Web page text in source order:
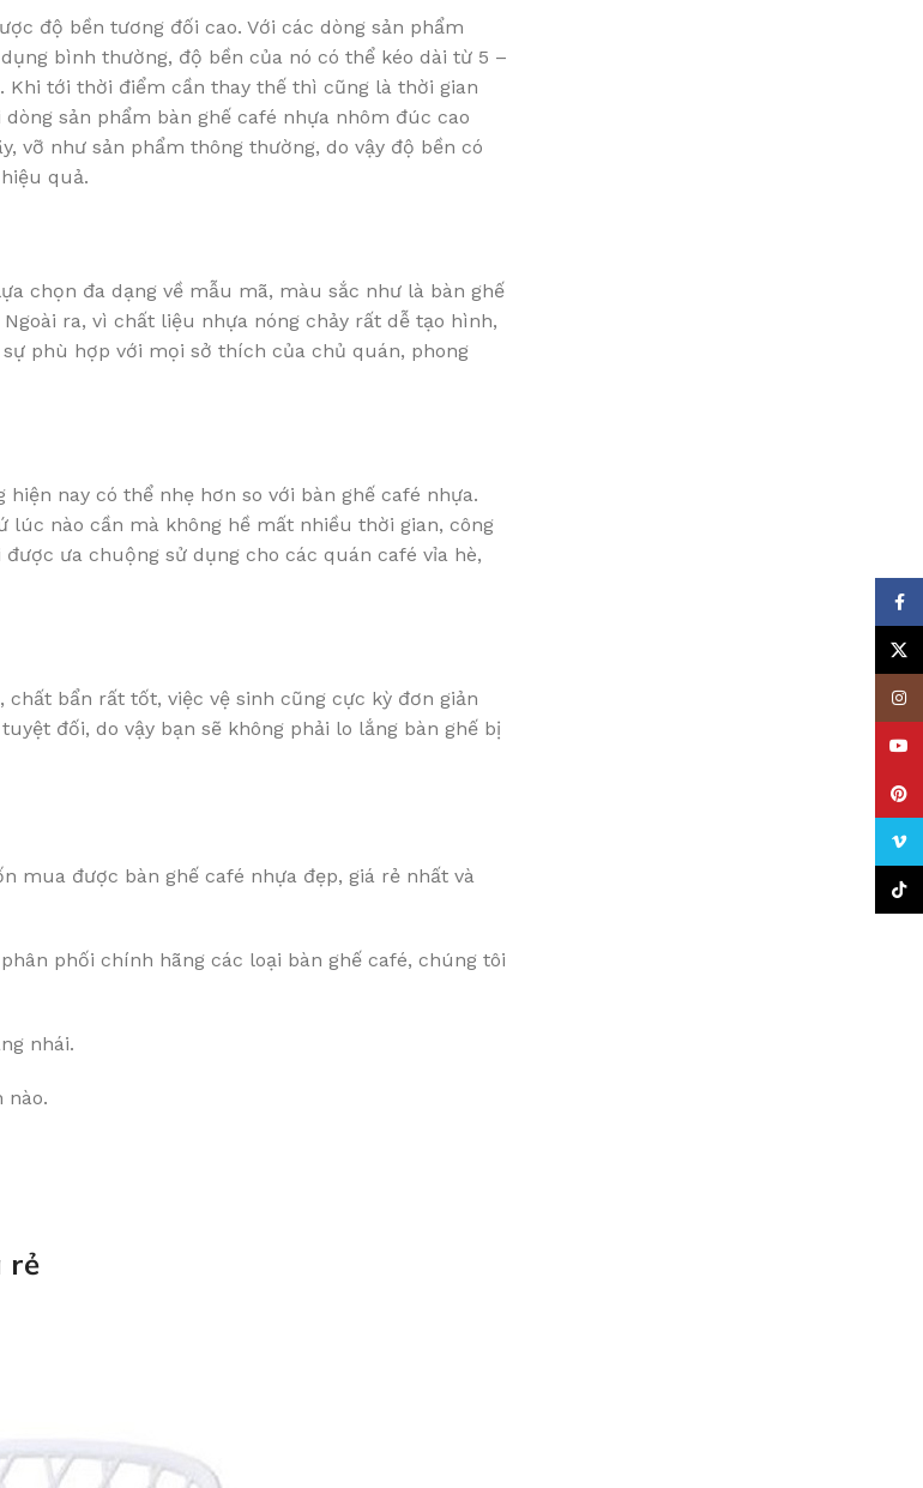
độ bền tương đối cao. Với các dòng sản phẩm
bình thường, độ bền của nó có thể kéo dài từ 5 –
Khi tới thời điểm cần thay thế thì cũng là thời gian
sản phẩm bàn ghế café nhựa nhôm đúc cao
vỡ như sản phẩm thông thường, do vậy độ bền có
quả.
chọn đa dạng về mẫu mã, màu sắc như là bàn ghế
ra, vì chất liệu nhựa nóng chảy rất dễ tạo hình,
phù hợp với mọi sở thích của chủ quán, phong
nay có thể nhẹ hơn so với bàn ghế café nhựa.
lúc nào cần mà không hề mất nhiều thời gian, công
ưa chuộng sử dụng cho các quán café vỉa hè,
bẩn rất tốt, việc vệ sinh cũng cực kỳ đơn giản
đối, do vậy bạn sẽ không phải lo lắng bàn ghế bị
mua được bàn ghế café nhựa đẹp, giá rẻ nhất và
phối chính hãng các loại bàn ghế café, chúng tôi
nhái.
nào.
rẻ